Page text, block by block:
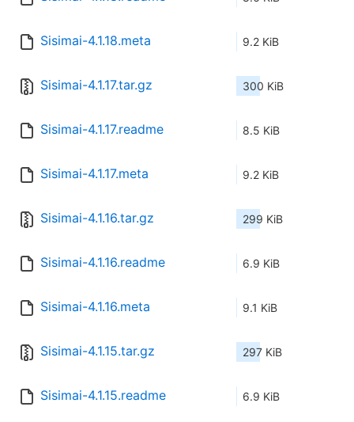
Sisimai-4.1.18.meta 9.2 KiB
Sisimai-4.1.17.tar.gz 300 KiB
Sisimai-4.1.17.readme 8.5 KiB
Sisimai-4.1.17.meta 9.2 KiB
Sisimai-4.1.16.tar.gz 299 KiB
Sisimai-4.1.16.readme 6.9 KiB
Sisimai-4.1.16.meta 9.1 KiB
Sisimai-4.1.15.tar.gz 297 KiB
Sisimai-4.1.15.readme 6.9 KiB